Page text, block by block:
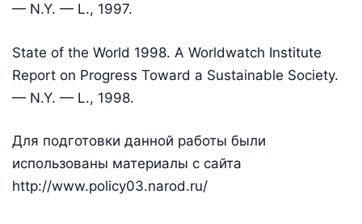
— N.Y. — L., 1997.
State of the World 1998. A Worldwatch Institute
Report on Progress Toward a Sustainable Society.
— N.Y. — L., 1998.
Для подготовки данной работы были
использованы материалы с сайта
http://www.policy03.narod.ru/